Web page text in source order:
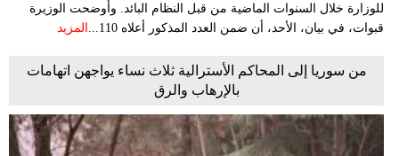
للوزارة خلال السنوات الماضية من قبل النظام البائد. وأوضحت الوزيرة
قبوات، في بيان، الأحد، أن ضمن العدد المذكور أعلاه 110...
المزيد
من سوريا إلى المحاكم الأسترالية ثلاث نساء يواجهن اتهامات
بالإرهاب والرق